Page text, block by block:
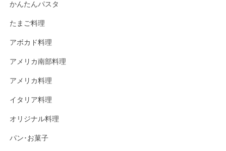
かんたんパスタ
たまご料理
アボカド料理
アメリカ南部料理
アメリカ料理
イタリア料理
オリジナル料理
パン･お菓子